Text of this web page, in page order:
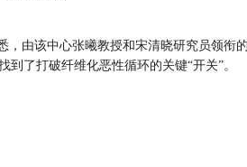
由该中心张曦教授和宋清晓研究员领衔
了打破纤维化恶性循环的关键“开关”。